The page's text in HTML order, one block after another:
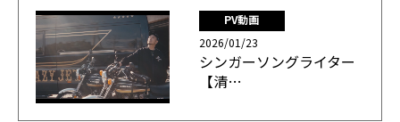
PV動画
2026/01/23
シンガーソングライター
【清…